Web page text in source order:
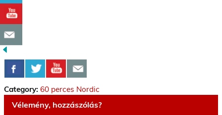
Category: 60 perces Nordic
Vélemény, hozzászólás?